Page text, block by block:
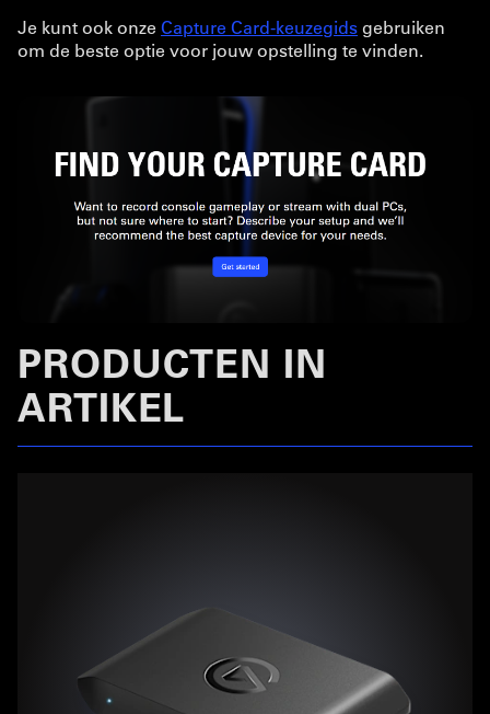
Je kunt ook onze Capture Card-keuzegidsgebruiken
om de beste optie voor jouw opstelling te vinden.
PRODUCTEN IN
ARTIKEL